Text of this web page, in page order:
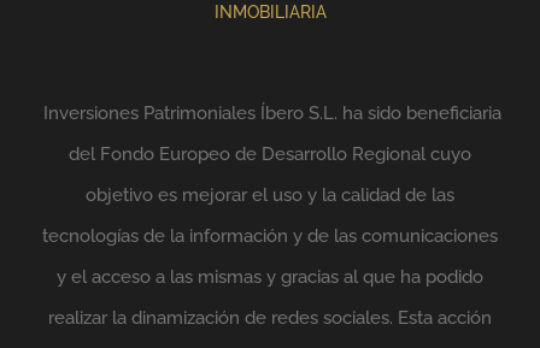
INMOBILIARIA
Inversiones Patrimoniales Íbero S.L. ha sido beneficiaria
del Fondo Europeo de Desarrollo Regional cuyo
objetivo es mejorar el uso y la calidad de las
tecnologías de la información y de las comunicaciones
y el acceso a las mismas y gracias al que ha podido
realizar la dinamización de redes sociales. Esta acción